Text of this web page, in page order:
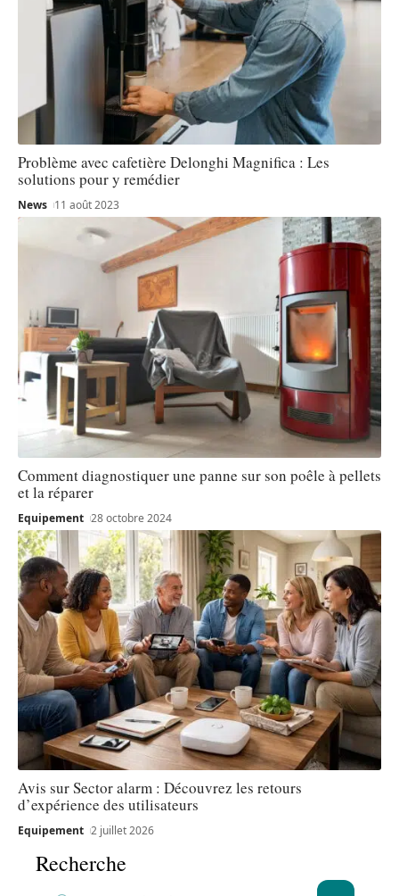
Problème avec cafetière Delonghi Magnifica : Les
solutions pour y remédier
News 11 août 2023
Comment diagnostiquer une panne sur son poêle à pellets
et la réparer
Equipement 28 octobre 2024
Avis sur Sector alarm : Découvrez les retours
d’expérience des utilisateurs
Equipement 2 juillet 2026
Recherche